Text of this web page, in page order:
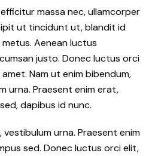
massa nec, ullamcorper
ut tincidunt ut, blandit id
Aenean luctus
justo. Donec luctus orci
Nam ut enim bibendum,
urna. Praesent enim erat,
dapibus id nunc.
vestibulum urna. Praesent enim
sed. Donec luctus orci elit,